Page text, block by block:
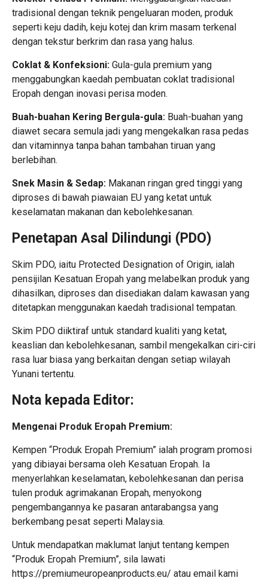
tradisional dengan teknik pengeluaran moden, produk
seperti keju dadih, keju kotej dan krim masam terkenal
dengan tekstur berkrim dan rasa yang halus.
Coklat & Konfeksioni: Gula-gula premium yang
menggabungkan kaedah pembuatan coklat tradisional
Eropah dengan inovasi perisa moden.
Buah-buahan Kering Bergula-gula: Buah-buahan yang
diawet secara semula jadi yang mengekalkan rasa pedas
dan vitaminnya tanpa bahan tambahan tiruan yang
berlebihan.
Snek Masin & Sedap: Makanan ringan gred tinggi yang
diproses di bawah piawaian EU yang ketat untuk
keselamatan makanan dan kebolehkesanan.
Penetapan Asal Dilindungi (PDO)
Skim PDO, iaitu Protected Designation of Origin, ialah
pensijilan Kesatuan Eropah yang melabelkan produk yang
dihasilkan, diproses dan disediakan dalam kawasan yang
ditetapkan menggunakan kaedah tradisional tempatan.
Skim PDO diiktiraf untuk standard kualiti yang ketat,
keaslian dan kebolehkesanan, sambil mengekalkan ciri-ciri
rasa luar biasa yang berkaitan dengan setiap wilayah
Yunani tertentu.
Nota kepada Editor:
Mengenai Produk Eropah Premium:
Kempen “Produk Eropah Premium” ialah program promosi
yang dibiayai bersama oleh Kesatuan Eropah. Ia
menyerlahkan keselamatan, kebolehkesanan dan perisa
tulen produk agrimakanan Eropah, menyokong
pengembangannya ke pasaran antarabangsa yang
berkembang pesat seperti Malaysia.
Untuk mendapatkan maklumat lanjut tentang kempen
“Produk Eropah Premium”, sila lawati
https://premiumeuropeanproducts.eu/ atau email kami